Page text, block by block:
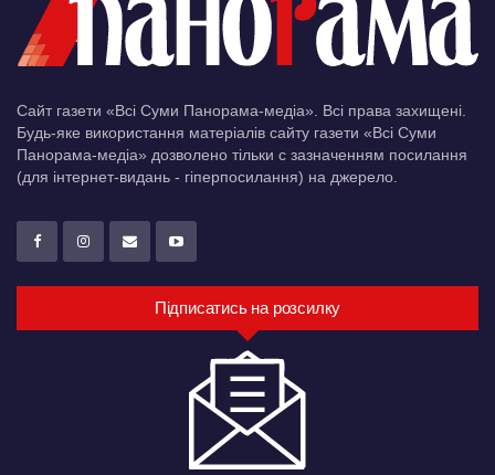
Сайт газети «Всі Суми Панорама-медіа». Всі права захищені.
Будь-яке використання матеріалів сайту газети «Всі Суми
Панорама-медіа» дозволено тільки c зазначенням посилання
(для інтернет-видань - гіперпосилання) на джерело.
Підписатись на розсилку